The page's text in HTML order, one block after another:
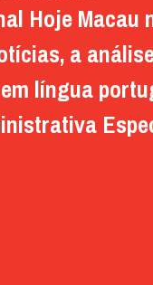
Hoje Macau
a
língua